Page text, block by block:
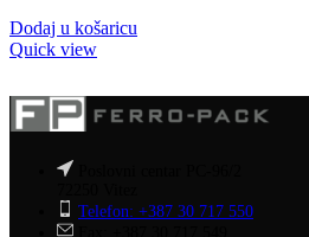
Dodaj u košaricu
Quick view
Telefon: +387 30 717 550